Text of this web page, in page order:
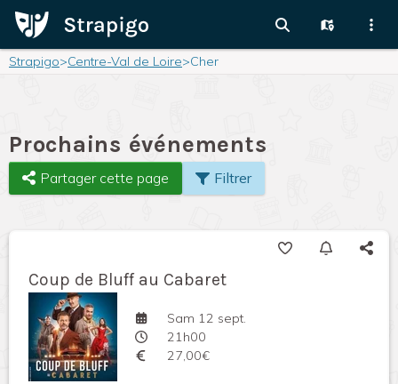
Strapigo>Centre-Val de Loire>Cher
Prochains événements
Partager cette page Filtrer
Coup de Bluff au Cabaret
Sam 12 sept.
21h00
27,00€